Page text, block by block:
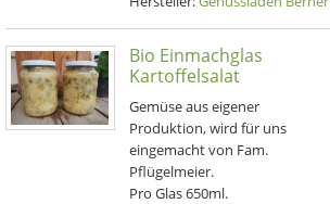
Bio Einmachglas
Kartoffelsalat
Gemüse aus eigener
Produktion, wird für uns
eingemacht von Fam.
Pflügelmeier.
Pro Glas 650ml.